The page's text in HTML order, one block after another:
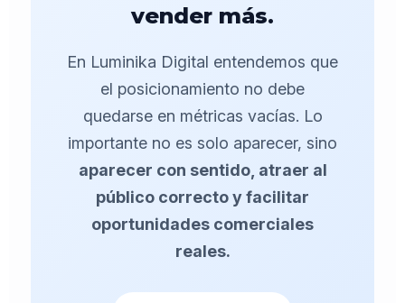
vender más.
En Luminika Digital entendemos que
el posicionamiento no debe
quedarse en métricas vacías. Lo
importante no es solo aparecer, sino
aparecer con sentido, atraer al
público correcto y facilitar
oportunidades comerciales
reales.